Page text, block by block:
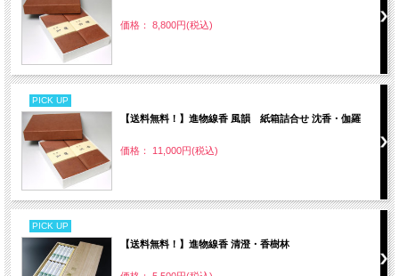
価格： 8,800円(税込)
PICK UP
【送料無料！】進物線香 風韻 紙箱詰合せ 沈香・伽羅
価格： 11,000円(税込)
PICK UP
【送料無料！】進物線香 清澄・香樹林